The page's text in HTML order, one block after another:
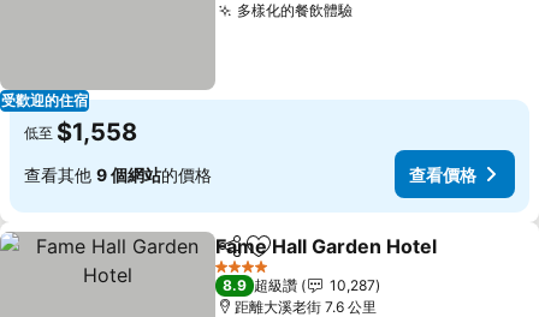
受歡迎的住宿
多樣化的餐飲體驗查看價格
低至 $1,558
查看其他 9 個網站的價格 查看價格
分享 加入我的最愛
Fame Hall Garden Hotel
4 星級
8.9 超級讚
10,287
距離大溪老街 7.6 公里